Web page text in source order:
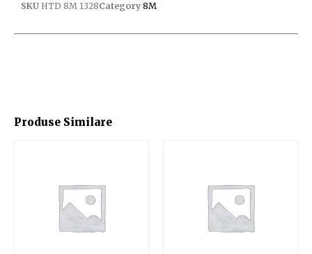
Produse Similare
SKU HTD 8M 1328Category 8M